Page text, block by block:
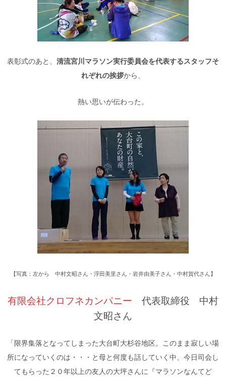
表彰式のあと、 清流宮川マラソン実行委員会を代表するスタッフそ
れぞれの挨拶から、
熱い思いが伝わった。
【写真：左から 中村文昭さん・浮田美里さん・岩井由美子さん・中村賀代さん】
有限会社クロフネカンパニー 代表取締役 中村
文昭さん
「限界集落となってしまった大台町大杉谷地区。このまま寂しい場
所になっていくのは・・・と母と何度も話していく中、今日司会し
てもらった２０年以上の友人の大坪さんに『マラソンなんてど